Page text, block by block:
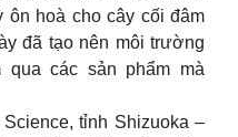
ôn hoà cho cây cối đâm
đã tạo nên môi trường
các sản phẩm mà
tỉnh Shizuoka –